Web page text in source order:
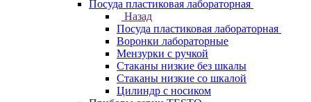
Посуда пластиковая лабораторная
Назад
Посуда пластиковая лабораторная
Воронки лабораторные
Мензурки с ручкой
Стаканы низкие без шкалы
Стаканы низкие со шкалой
Цилиндр с носиком